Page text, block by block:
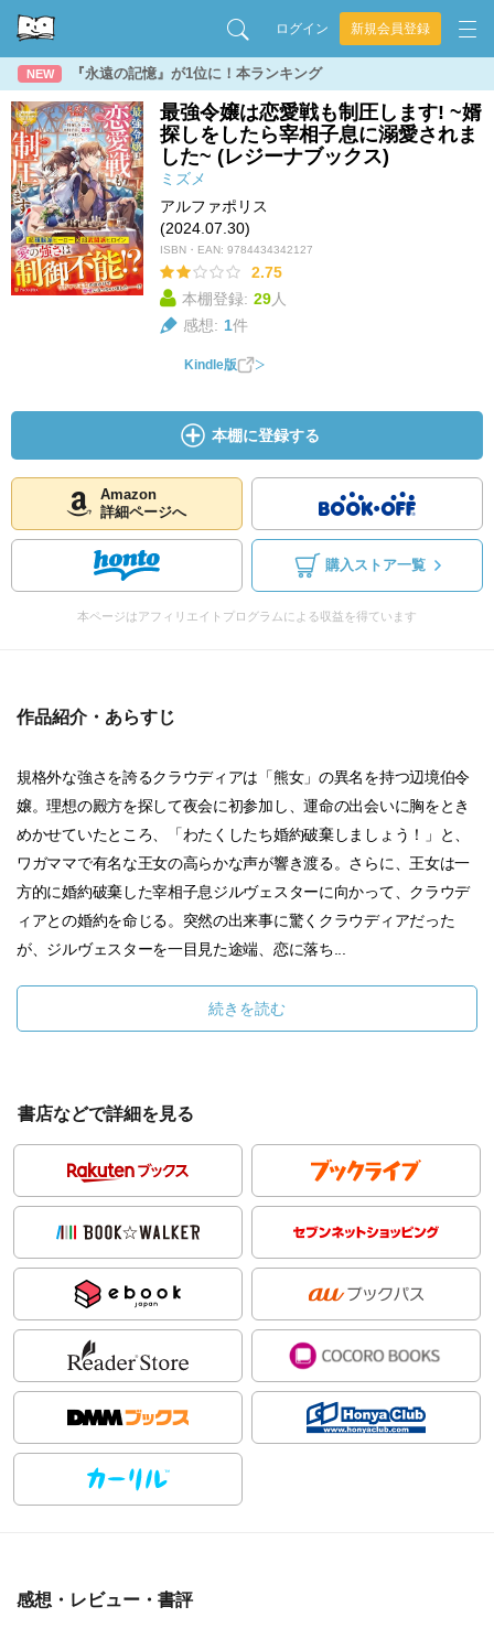
ログイン 新規会員登録
NEW 『永遠の記憶』が1位に！本ランキング
最強令嬢は恋愛戦も制圧します! ~婿
探しをしたら宰相子息に溺愛されま
した~ (レジーナブックス)
ミズメ
アルファポリス
(2024.07.30)
ISBN・EAN: 9784434342127
2.75
本棚登録: 29人
感想: 1件
Kindle版
本棚に登録する
Amazon
詳細ページへ
購入ストア一覧
本ページはアフィリエイトプログラムによる収益を得ています
作品紹介・あらすじ
規格外な強さを誇るクラウディアは「熊女」の異名を持つ辺境伯令
嬢。理想の殿方を探して夜会に初参加し、運命の出会いに胸をとき
めかせていたところ、「わたくしたち婚約破棄しましょう！」と、
ワガママで有名な王女の高らかな声が響き渡る。さらに、王女は一
方的に婚約破棄した宰相子息ジルヴェスターに向かって、クラウデ
ィアとの婚約を命じる。突然の出来事に驚くクラウディアだった
が、ジルヴェスターを一目見た途端、恋に落ち...
続きを読む
書店などで詳細を見る
感想・レビュー・書評